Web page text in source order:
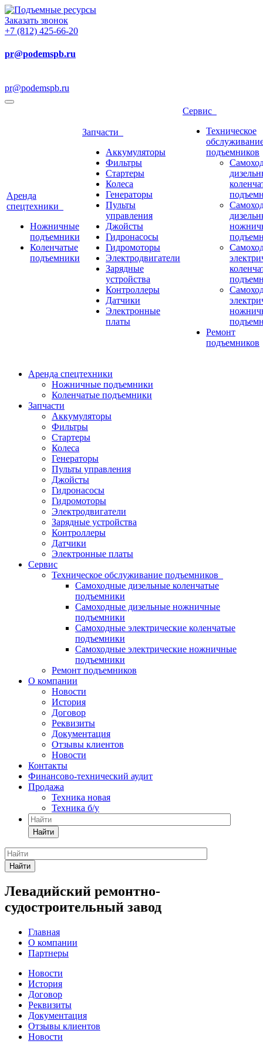
Заказать звонок
+7 (812) 425-66-20
pr@podemspb.ru
pr@podemspb.ru
Аренда
спецтехники
Ножничные
подъемники
Коленчатые
подъемники
Запчасти
Аккумуляторы
Фильтры
Стартеры
Колеса
Генераторы
Пульты
управления
Джойсты
Гидронасосы
Гидромоторы
Электродвигатели
Зарядные
устройства
Контроллеры
Датчики
Электронные
платы
Сервис
Техническое
подъемников
Ремонт
подъемников
Аренда спецтехники
Ножничные подъемники
Коленчатые подъемники
Запчасти
Аккумуляторы
Фильтры
Стартеры
Колеса
Генераторы
Пульты управления
Джойсты
Гидронасосы
Гидромоторы
Электродвигатели
Зарядные устройства
Контроллеры
Датчики
Электронные платы
Сервис
Техническое обслуживание подъемников
Самоходные дизельные коленчатые
подъемники
Самоходные дизельные ножничные
подъемники
Самоходные электрические коленчатые
подъемники
Самоходные электрические ножничные
подъемники
Ремонт подъемников
О компании
Новости
История
Договор
Реквизиты
Документация
Отзывы клиентов
Новости
Контакты
Финансово-технический аудит
Продажа
Техника новая
Техника б/у
Найти
Найти
Левадийский ремонтно-
судостроительный завод
Главная
О компании
Партнеры
Новости
История
Договор
Реквизиты
Документация
Отзывы клиентов
Новости